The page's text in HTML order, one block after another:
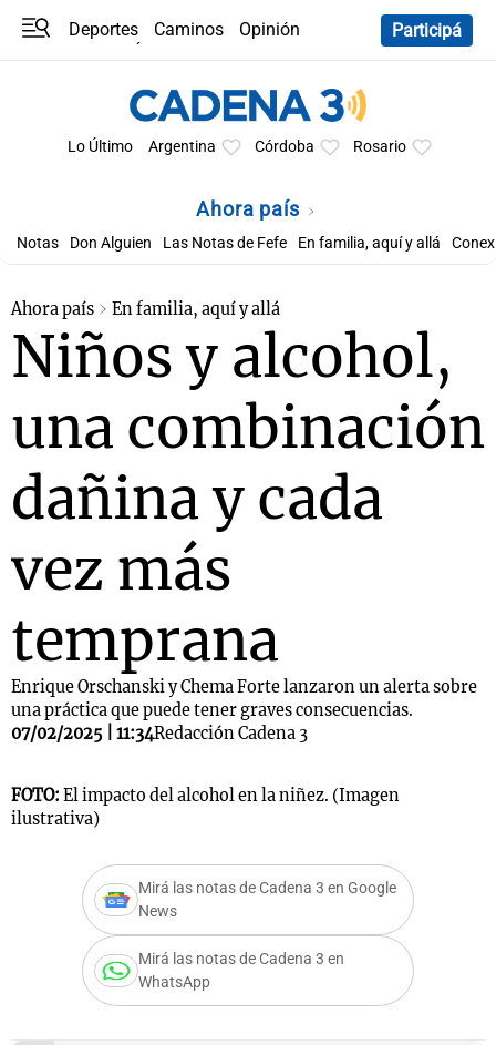
Deportes Caminos
Opinión
Participá
Lo Último Argentina Córdoba Rosario
Ahora país
Notas Don Alguien Las Notas de Fefe En familia, aquí y allá
Ahora país En familia, aquí y allá
Niños y alcohol,
una combinación
dañina y cada
vez más
temprana
Enrique Orschanski y Chema Forte lanzaron un alerta sobre
una práctica que puede tener graves consecuencias.
07/02/2025 | 11:34Redacción Cadena 3
FOTO: El impacto del alcohol en la niñez. (Imagen
ilustrativa)
Mirá las notas de Cadena 3 en Google
News
Mirá las notas de Cadena 3 en
WhatsApp